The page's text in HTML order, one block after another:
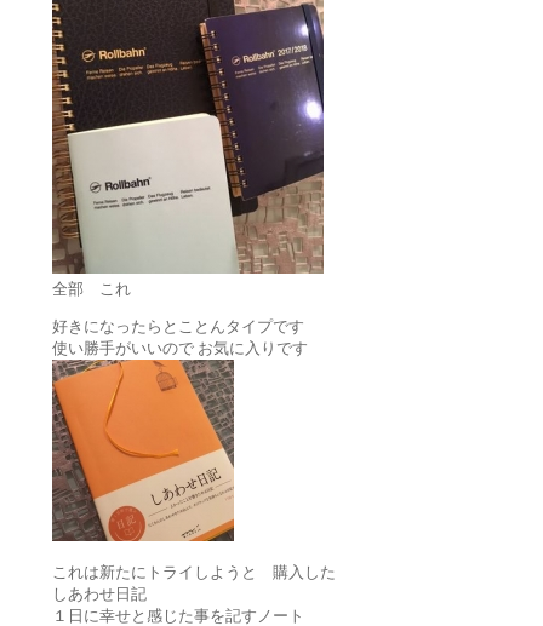
全部 これ
好きになったらとことんタイプです
使い勝手がいいので お気に入りです
これは新たにトライしようと 購入した
しあわせ日記
１日に幸せと感じた事を記すノート